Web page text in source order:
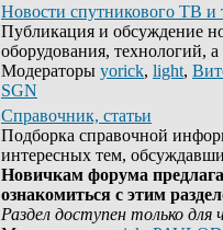
Новости спутникового ТВ и
Публикация и обсуждение
оборудования, технологий,
Модераторы yorick, light,
SGN
Справочник, статьи
Подборка справочной
интересных тем,
Новичкам форума
ознакомиться с этим
Раздел доступен только для